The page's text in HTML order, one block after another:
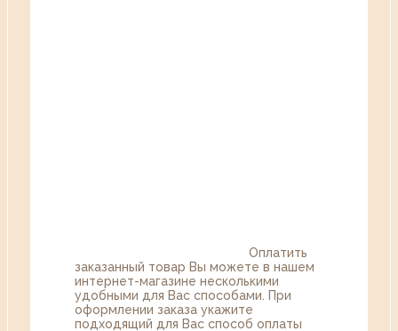
Оплатить
заказанный товар Вы можете в нашем
интернет-магазине несколькими
удобными для Вас способами. При
оформлении заказа укажите
подходящий для Вас способ оплаты